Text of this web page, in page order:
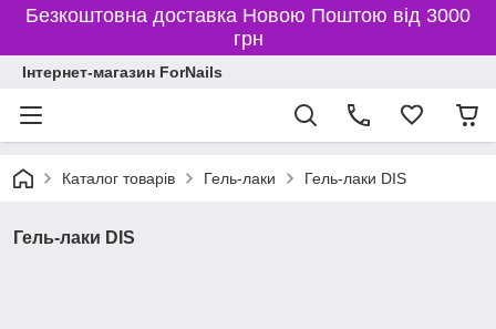
Безкоштовна доставка Новою Поштою від 3000
грн
Інтернет-магазин ForNails
Каталог товарів Гель-лаки Гель-лаки DIS
Гель-лаки DIS